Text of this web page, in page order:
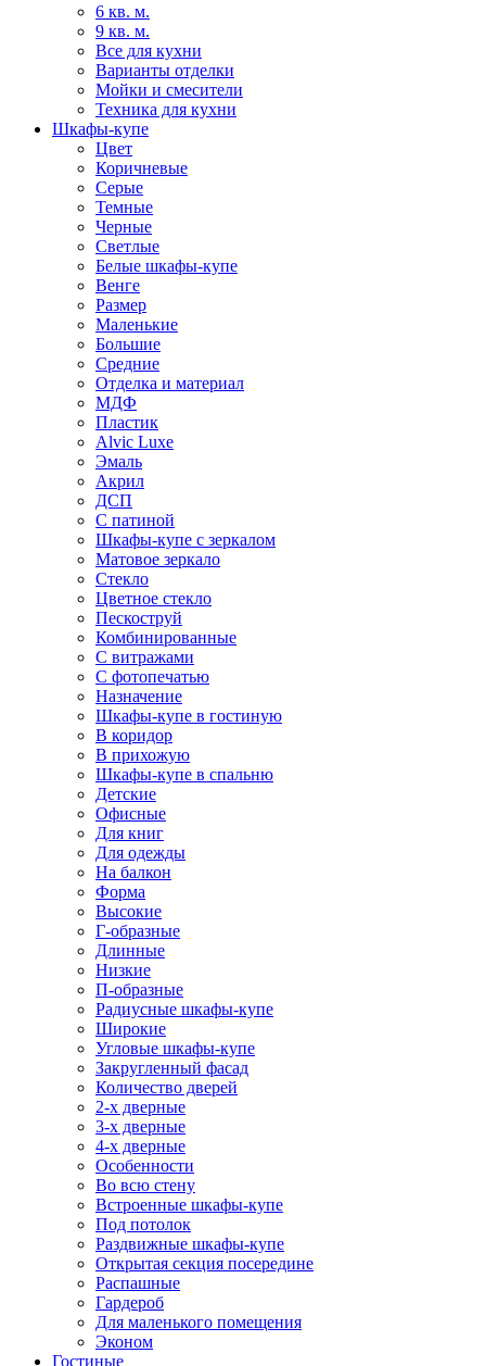
6 кв. м.
9 кв. м.
Все для кухни
Варианты отделки
Мойки и смесители
Техника для кухни
Шкафы-купе
Цвет
Коричневые
Серые
Темные
Черные
Светлые
Белые шкафы-купе
Венге
Размер
Маленькие
Большие
Средние
Отделка и материал
МДФ
Пластик
Alvic Luxe
Эмаль
Акрил
ДСП
С патиной
Шкафы-купе с зеркалом
Матовое зеркало
Стекло
Цветное стекло
Пескоструй
Комбинированные
С витражами
С фотопечатью
Назначение
Шкафы-купе в гостиную
В коридор
В прихожую
Шкафы-купе в спальню
Детские
Офисные
Для книг
Для одежды
На балкон
Форма
Высокие
Г-образные
Длинные
Низкие
П-образные
Радиусные шкафы-купе
Широкие
Угловые шкафы-купе
Закругленный фасад
Количество дверей
2-х дверные
3-х дверные
4-х дверные
Особенности
Во всю стену
Встроенные шкафы-купе
Под потолок
Раздвижные шкафы-купе
Открытая секция посередине
Распашные
Гардероб
Для маленького помещения
Эконом
Гостиные